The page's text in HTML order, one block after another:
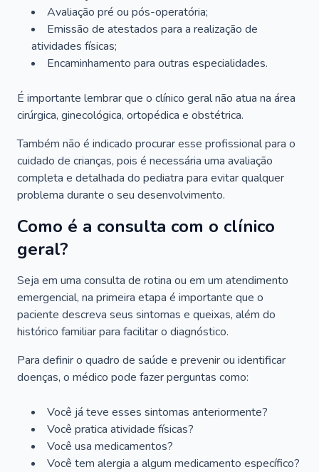
Avaliação pré ou pós-operatória;
Emissão de atestados para a realização de
atividades físicas;
Encaminhamento para outras especialidades.
É importante lembrar que o clínico geral não atua na área
cirúrgica, ginecológica, ortopédica e obstétrica.
Também não é indicado procurar esse profissional para o
cuidado de crianças, pois é necessária uma avaliação
completa e detalhada do pediatra para evitar qualquer
problema durante o seu desenvolvimento.
Como é a consulta com o clínico
geral?
Seja em uma consulta de rotina ou em um atendimento
emergencial, na primeira etapa é importante que o
paciente descreva seus sintomas e queixas, além do
histórico familiar para facilitar o diagnóstico.
Para definir o quadro de saúde e prevenir ou identificar
doenças, o médico pode fazer perguntas como:
Você já teve esses sintomas anteriormente?
Você pratica atividade físicas?
Você usa medicamentos?
Você tem alergia a algum medicamento específico?